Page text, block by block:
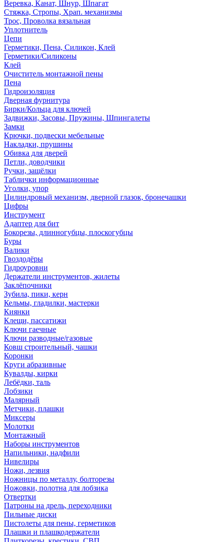
Веревка, Канат, Шнур, Шпагат
Стяжка, Стропы, Храп. механизмы
Трос, Проволка вязальная
Уплотнитель
Цепи
Герметики, Пена, Силикон, Клей
Герметики/Силиконы
Клей
Очиститель монтажной пены
Пена
Гидроизоляция
Дверная фурнитура
Бирки/Кольца для ключей
Задвижки, Засовы, Пружины, Шпингалеты
Замки
Крючки, подвески мебельные
Накладки, прушины
Обивка для дверей
Петли, доводчики
Ручки, защёлки
Таблички информационные
Уголки, упор
Цилиндровый механизм, дверной глазок, бронечашки
Цифры
Инструмент
Адаптер для бит
Бокорезы, длинногубцы, плоскогубцы
Буры
Валики
Гвоздодёры
Гидроуровни
Держатели инструментов, жилеты
Заклёпочники
Зубила, пики, керн
Кельмы, гладилки, мастерки
Киянки
Клещи, пассатижи
Ключи гаечные
Ключи разводные/газовые
Ковш строительный, чашки
Коронки
Круги абразивные
Кувалды, кирки
Лебёдки, таль
Лобзики
Малярный
Метчики, плашки
Миксеры
Молотки
Монтажный
Наборы инструментов
Напильники, надфили
Нивелиры
Ножи, лезвия
Ножницы по металлу, болторезы
Ножовки, полотна для лобзика
Отвертки
Патроны на дрель, переходники
Пильные диски
Пистолеты для пены, герметиков
Плашки и плашкодержатели